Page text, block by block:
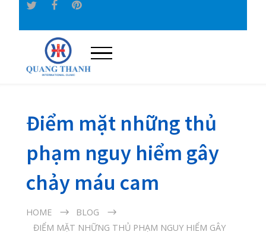
Điểm mặt những thủ
chảy máu cam
ĐIỂM MẶT NHỮNG THỦ PHẠM NGUY HIỂM GÂY
CHẢY MÁU CAM